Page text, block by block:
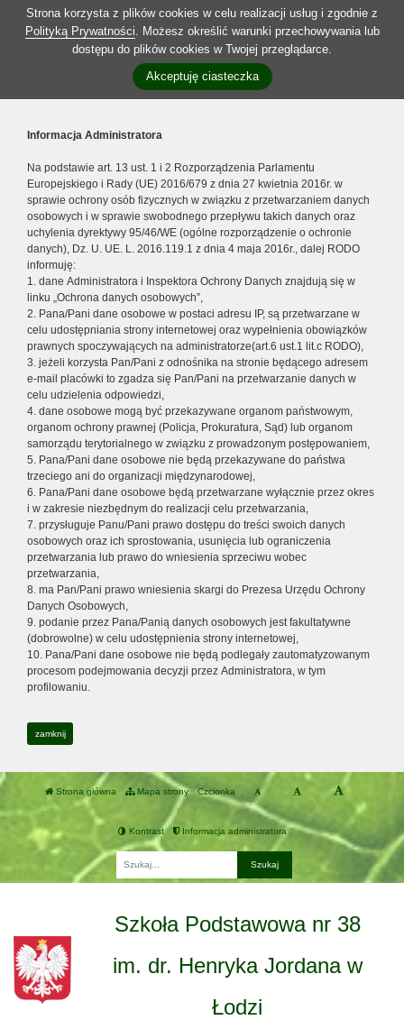
Strona korzysta z plików cookies w celu realizacji usług i zgodnie z
Polityką Prywatności. Możesz określić warunki przechowywania lub
dostępu do plików cookies w Twojej przeglądarce.
Akceptuję ciasteczka
Informacja Administratora
Na podstawie art. 13 ust. 1 i 2 Rozporządzenia Parlamentu
Europejskiego i Rady (UE) 2016/679 z dnia 27 kwietnia 2016r. w
sprawie ochrony osób fizycznych w związku z przetwarzaniem danych
osobowych i w sprawie swobodnego przepływu takich danych oraz
uchylenia dyrektywy 95/46/WE (ogólne rozporządzenie o ochronie
danych), Dz. U. UE. L. 2016.119.1 z dnia 4 maja 2016r., dalej RODO
informuję:
1. dane Administratora i Inspektora Ochrony Danych znajdują się w
linku „Ochrona danych osobowych”,
2. Pana/Pani dane osobowe w postaci adresu IP, są przetwarzane w
celu udostępniania strony internetowej oraz wypełnienia obowiązków
prawnych spoczywających na administratorze(art.6 ust.1 lit.c RODO),
3. jeżeli korzysta Pan/Pani z odnośnika na stronie będącego adresem
e-mail placówki to zgadza się Pan/Pani na przetwarzanie danych w
celu udzielenia odpowiedzi,
4. dane osobowe mogą być przekazywane organom państwowym,
organom ochrony prawnej (Policja, Prokuratura, Sąd) lub organom
samorządu terytorialnego w związku z prowadzonym postępowaniem,
5. Pana/Pani dane osobowe nie będą przekazywane do państwa
trzeciego ani do organizacji międzynarodowej,
6. Pana/Pani dane osobowe będą przetwarzane wyłącznie przez okres
i w zakresie niezbędnym do realizacji celu przetwarzania,
7. przysługuje Panu/Pani prawo dostępu do treści swoich danych
osobowych oraz ich sprostowania, usunięcia lub ograniczenia
przetwarzania lub prawo do wniesienia sprzeciwu wobec
przetwarzania,
8. ma Pan/Pani prawo wniesienia skargi do Prezesa Urzędu Ochrony
Danych Osobowych,
9. podanie przez Pana/Panią danych osobowych jest fakultatywne
(dobrowolne) w celu udostępnienia strony internetowej,
10. Pana/Pani dane osobowe nie będą podlegały zautomatyzowanym
procesom podejmowania decyzji przez Administratora, w tym
profilowaniu.
zamknij
Strona główna Mapa strony Czcionka
Kontrast Informacja administratora
Szkoła Podstawowa nr 38
im. dr. Henryka Jordana w
Łodzi